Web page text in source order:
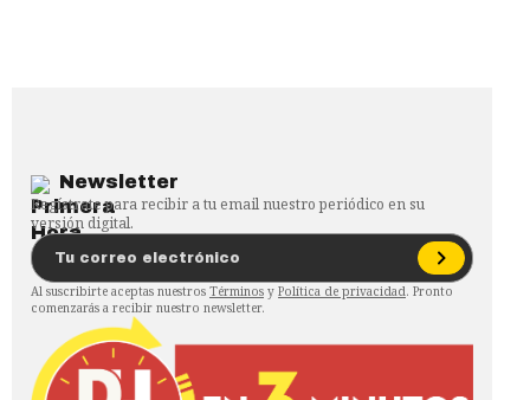
Newsletter
Regístrate para recibir a tu email nuestro periódico en su
versión digital.
Al suscribirte aceptas nuestros Términos y Política de privacidad. Pronto
comenzarás a recibir nuestro newsletter.